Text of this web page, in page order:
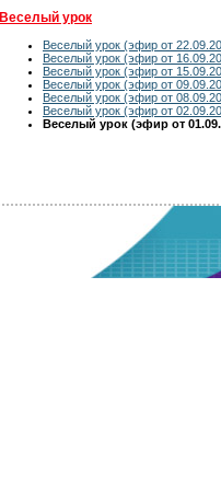
Веселый урок
Веселый урок (эфир от
Веселый урок (эфир от
Веселый урок (эфир от
Веселый урок (эфир от
Веселый урок (эфир от
Веселый урок (эфир от
Веселый урок (эфир от